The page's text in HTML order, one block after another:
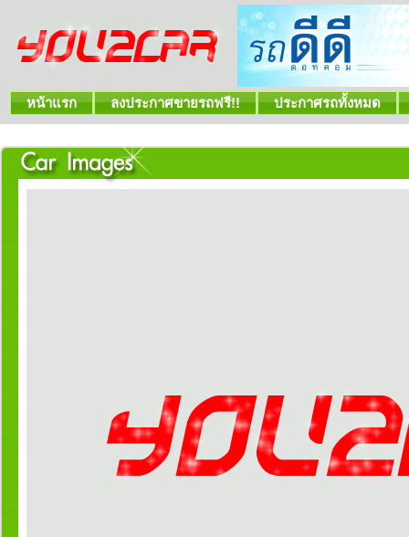
หน้าแรก ลงประกาศขายรถฟรี!! ประกาศรถทั้งหมด